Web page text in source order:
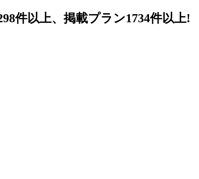
件以上、掲載プラン1734件以上!